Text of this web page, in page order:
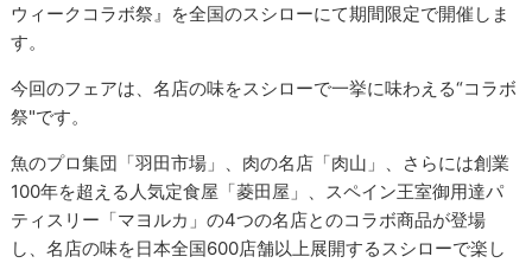
ウィークコラボ祭』を全国のスシローにて期間限定で開催しま
す。
今回のフェアは、名店の味をスシローで一挙に味わえる“コラボ
祭"です。
魚のプロ集団「羽田市場」、肉の名店「肉山」、さらには創業
100年を超える人気定食屋「菱田屋」、スペイン王室御用達パ
ティスリー「マヨルカ」の4つの名店とのコラボ商品が登場
し、名店の味を日本全国600店舗以上展開するスシローで楽し